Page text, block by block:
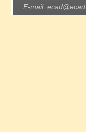
E-mail: